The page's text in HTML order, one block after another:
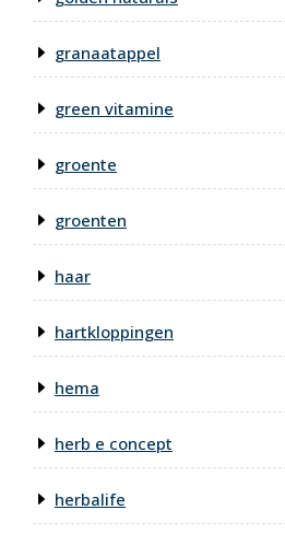
granaatappel
green vitamine
groente
groenten
haar
hartkloppingen
hema
herb e concept
herbalife